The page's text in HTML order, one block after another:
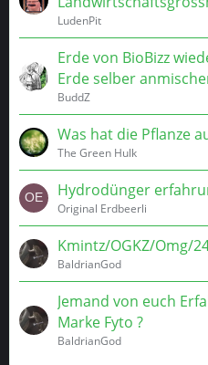
LudenPit
Erde von BioBizz
Erde selber
BuddZ
Was hat die Pflanze
The Green Hulk
Hydrodünger
Original Erdbeerli
Kmintz/OGKZ/Omg/
BaldrianGod
Jemand von euch
Marke Fyto ?
BaldrianGod